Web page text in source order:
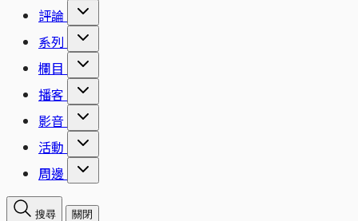
評論
系列
欄目
播客
影音
活動
周邊
搜尋 關閉